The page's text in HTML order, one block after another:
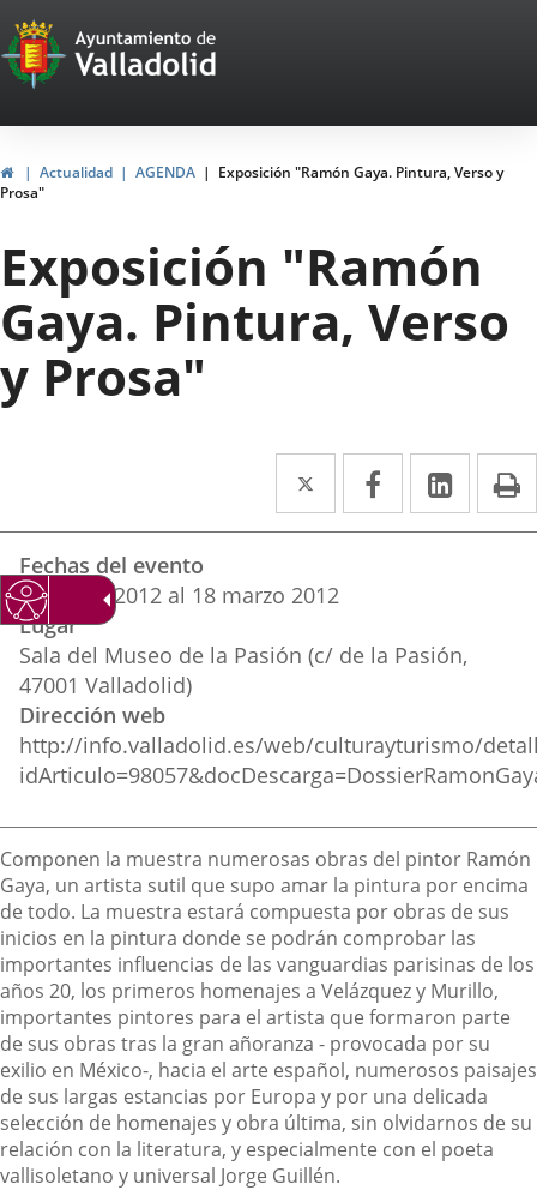
Portal
Web
del
Ayuntamiento
de
Valladolid
InicioActualidad AGENDA
Exposición "Ramón Gaya. Pintura, Verso y
Prosa"
Exposición "Ramón
Gaya. Pintura, Verso
y Prosa"
Twitter
Enlace
a
aplicación
externa.
Facebook
Enlace
a
externa.
Enlace
a
del
evento
Fechas del evento
20
enero 2012 al 18 marzo 2012
Lugar
Sala del Museo de la Pasión (c/ de la Pasión,
47001 Valladolid)
Dirección web
http://info.valladolid.es/web/culturayturismo/
Descripción
Componen la muestra numerosas obras del pintor Ramón
Gaya, un artista sutil que supo amar la pintura por encima
de todo. La muestra estará compuesta por obras de sus
inicios en la pintura donde se podrán comprobar las
importantes influencias de las vanguardias parisinas de los
años 20, los primeros homenajes a Velázquez y Murillo,
importantes pintores para el artista que formaron parte
de sus obras tras la gran añoranza - provocada por su
exilio en México-, hacia el arte español, numerosos paisajes
de sus largas estancias por Europa y por una delicada
selección de homenajes y obra última, sin olvidarnos de su
relación con la literatura, y especialmente con el poeta
vallisoletano y universal Jorge Guillén.